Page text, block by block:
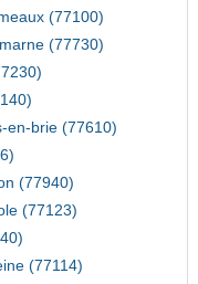
(77100)
(77730)
en-brie (77610)
(77940)
(77123)
(77114)